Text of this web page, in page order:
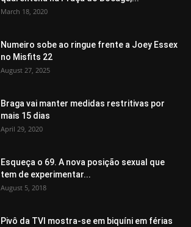
March 18, 2020
Numeiro sobe ao ringue frente a Joey Essex
no Misfits 22
August 27, 2025
Braga vai manter medidas restritivas por
mais 15 dias
April 29, 2020
Esqueça o 69. A nova posição sexual que
tem de experimentar...
August 5, 2018
Pivô da TVI mostra-se em biquíni em férias